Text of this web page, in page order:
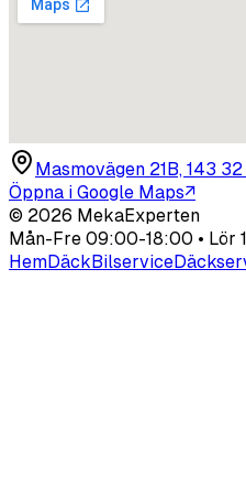
Masmovägen 21B, 143
Öppna i Google Maps↗
© 2026 MekaExperten
Mån-Fre 09:00-18:00 • Lör
HemDäckBilservice